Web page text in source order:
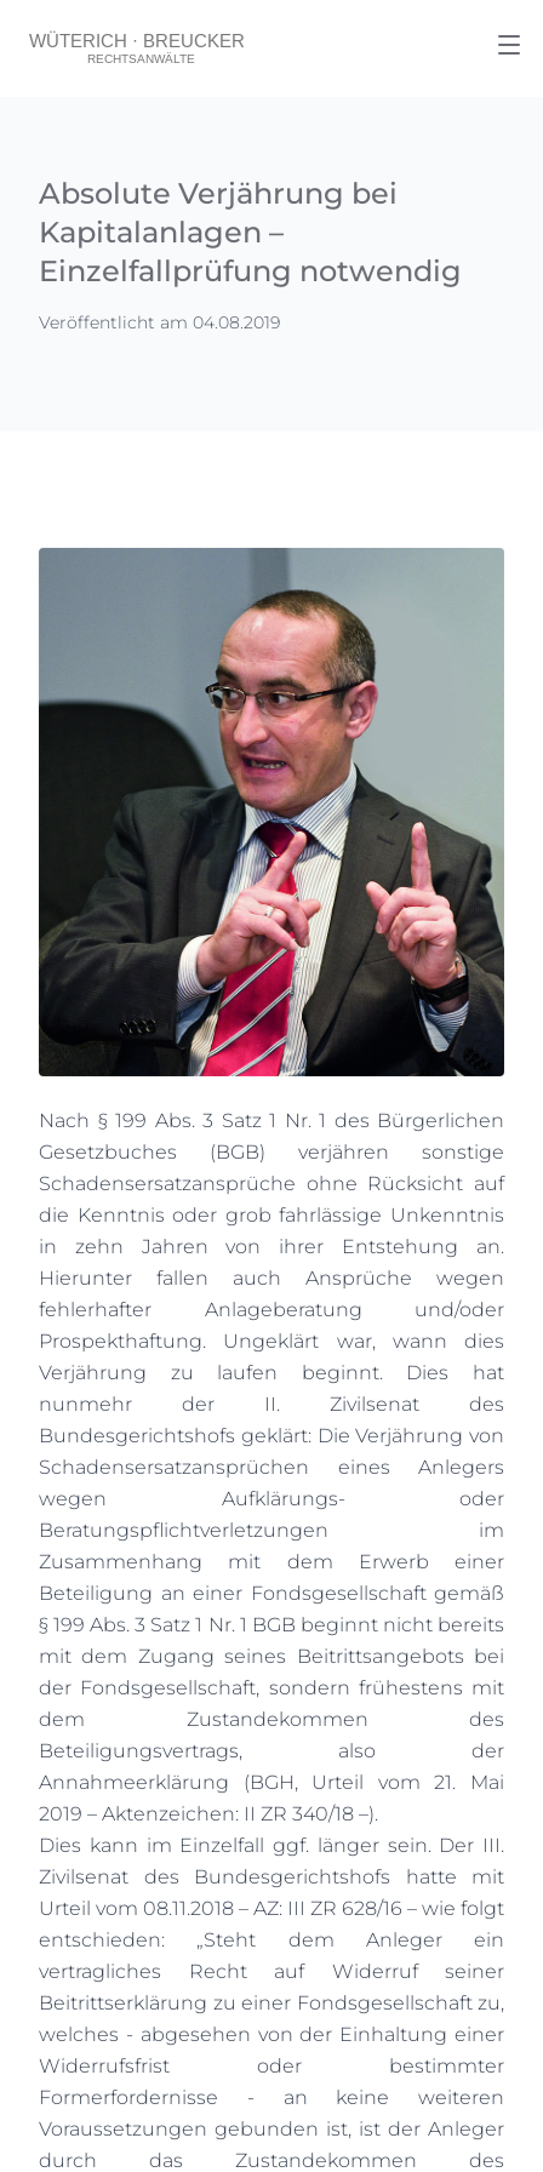
Absolute Verjährung bei
Kapitalanlagen –
Einzelfallprüfung notwendig
Veröffentlicht am 04.08.2019
Nach § 199 Abs. 3 Satz 1 Nr. 1 des Bürgerlichen
Gesetzbuches (BGB) verjähren sonstige
Schadensersatzansprüche ohne Rücksicht auf
die Kenntnis oder grob fahrlässige Unkenntnis
in zehn Jahren von ihrer Entstehung an.
Hierunter fallen auch Ansprüche wegen
fehlerhafter Anlageberatung und/oder
Prospekthaftung. Ungeklärt war, wann dies
Verjährung zu laufen beginnt. Dies hat
nunmehr der II. Zivilsenat des
Bundesgerichtshofs geklärt: Die Verjährung von
Schadensersatzansprüchen eines Anlegers
wegen Aufklärungs- oder
Beratungspflichtverletzungen im
Zusammenhang mit dem Erwerb einer
Beteiligung an einer Fondsgesellschaft gemäß
§ 199 Abs. 3 Satz 1 Nr. 1 BGB beginnt nicht bereits
mit dem Zugang seines Beitrittsangebots bei
der Fondsgesellschaft, sondern frühestens mit
dem Zustandekommen des
Beteiligungsvertrags, also der
Annahmeerklärung (BGH, Urteil vom 21. Mai
2019 – Aktenzeichen: II ZR 340/18 –).
Dies kann im Einzelfall ggf. länger sein. Der III.
Zivilsenat des Bundesgerichtshofs hatte mit
Urteil vom 08.11.2018 – AZ: III ZR 628/16 – wie folgt
entschieden: „Steht dem Anleger ein
vertragliches Recht auf Widerruf seiner
Beitrittserklärung zu einer Fondsgesellschaft zu,
welches - abgesehen von der Einhaltung einer
Widerrufsfrist oder bestimmter
Formerfordernisse - an keine weiteren
Voraussetzungen gebunden ist, ist der Anleger
durch das Zustandekommen des